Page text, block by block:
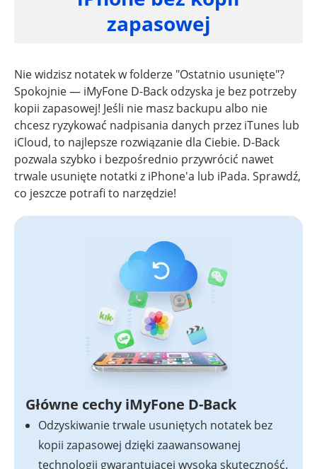
zapasowej
Nie widzisz notatek w folderze "Ostatnio usunięte"?
Spokojnie — iMyFone D-Back odzyska je bez potrzeby
kopii zapasowej! Jeśli nie masz backupu albo nie
chcesz ryzykować nadpisania danych przez iTunes lub
iCloud, to najlepsze rozwiązanie dla Ciebie. D-Back
pozwala szybko i bezpośrednio przywrócić nawet
trwale usunięte notatki z iPhone'a lub iPada. Sprawdź,
co jeszcze potrafi to narzędzie!
Główne cechy iMyFone D-Back
Odzyskiwanie trwale usuniętych notatek bez
kopii zapasowej dzięki zaawansowanej
technologii gwarantującej wysoką skuteczność.